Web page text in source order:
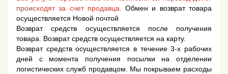
происходят за счет продавца.Обмен и возврат товара
осуществляется Новой почтой
Возврат средств осуществляется после получения
товара. Возврат средств осуществляется на карту.
Возврат средств осуществляется в течение 3-х рабочих
дней с момента получения посылки на отделении
логистических служб продавцом. Мы покрываем расходы